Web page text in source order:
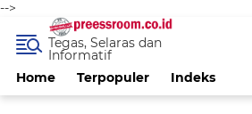
-->
Home Terpopuler Indeks
Tegas, Selaras dan
Informatif